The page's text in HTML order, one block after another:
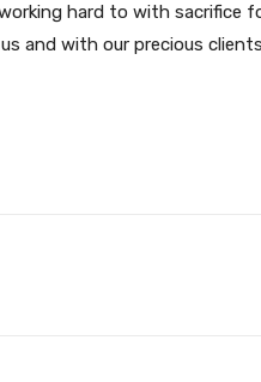
hard to with sacrifice
and with our precious